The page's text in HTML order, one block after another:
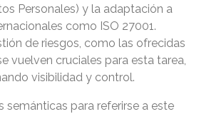
Personales) y la adaptación a
como ISO 27001.
de riesgos, como las ofrecidas
vuelven cruciales para esta tarea,
visibilidad y control.
semánticas para referirse a este